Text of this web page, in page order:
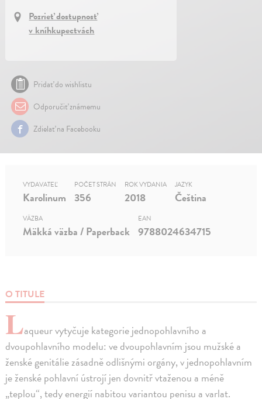
Pozrieť dostupnosť
v kníhkupectvách
Pridať do wishlistu
Odporučiť známemu
Zdielať na Facebooku
O TITULE
Laqueur vytyčuje kategorie jednopohlavního a
dvoupohlavního modelu: ve dvoupohlavním jsou mužské a
ženské genitálie zásadně odlišnými orgány, v jednopohlavním
je ženské pohlavní ústrojí jen dovnitř vtaženou a méně
„teplou“, tedy energií nabitou variantou penisu a varlat.
VYDAVATEĽ
Karolinum
POČET STRÁN
356
ROK VYDANIA
2018
JAZYK
Čeština
VÄZBA
Mäkká väzba / Paperback
EAN
9788024634715